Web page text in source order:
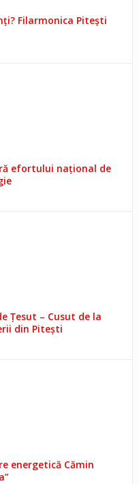
Filarmonica Pitești
efortului național de
Țesut – Cusut de la
din Pitești
energetică Cămin